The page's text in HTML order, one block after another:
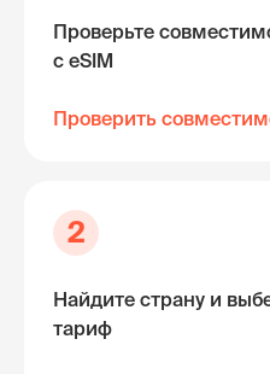
Проверьте
с eSIM
Проверить
2
Найдите страну и
тариф